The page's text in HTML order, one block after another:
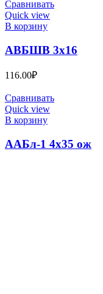
Сравнивать
Quick view
В корзину
АВБШВ 3х16
116.00₽
Сравнивать
Quick view
В корзину
ААБл-1 4х35 ож